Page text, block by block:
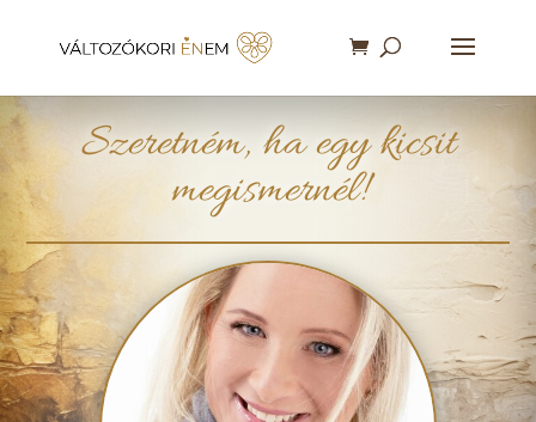
Szeretném, ha egy kicsit
megismernél!